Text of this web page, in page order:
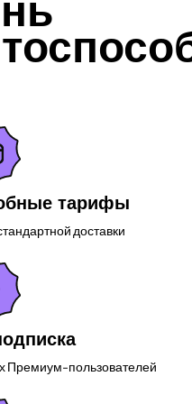
тарифы
доставки
Премиум-пользователей